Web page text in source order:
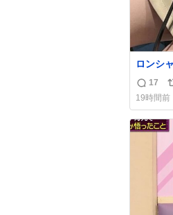
ロンシ
らない
なのが
ーデが
返
信
数
17
ポ
ト
数
19時間前